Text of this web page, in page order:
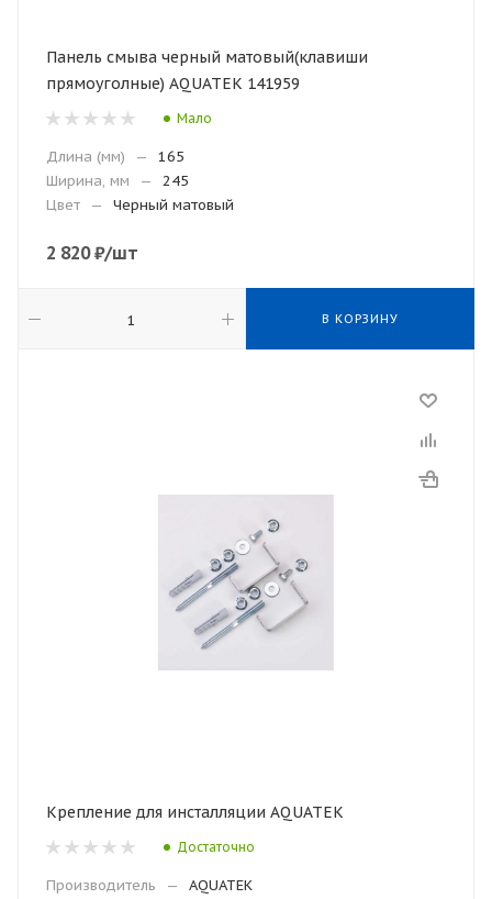
Панель смыва черный матовый(клавиши
прямоуголные) AQUATEK 141959
Мало
Длина (мм) —
165
Ширина, мм
—
245
Цвет
— Черный матовый
2 820₽/шт
В КОРЗИНУ
Крепление для инсталляции AQUATEK
Достаточно
Производитель —
AQUATEK